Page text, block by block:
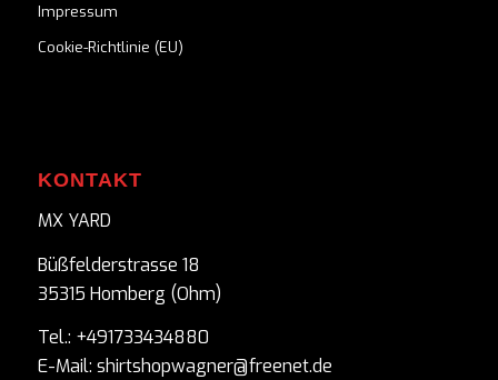
Impressum
Cookie-Richtlinie (EU)
KONTAKT
MX YARD
Büßfelderstrasse 18
35315 Homberg (Ohm)
Tel.: +491733434880
E-Mail: shirtshopwagner@freenet.de